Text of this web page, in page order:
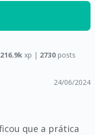
xp | 2730 posts
24/06/2024
que a prática